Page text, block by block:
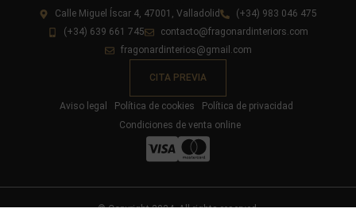
Calle Miguel Íscar 4, 47001, Valladolid
(+34) 983 046 475
(+34) 639 661 745
contacto@fragonardinteriors.com
fragonardinterios@gmail.com
CITA PREVIA
Aviso legal Política de cookies
Política de privacidad
Condiciones de venta online
© Copyright 2024. All rights reserved.